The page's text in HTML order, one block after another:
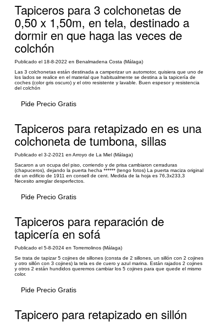
Tapiceros para 3 colchonetas de
0,50 x 1,50m, en tela, destinado a
dormir en que haga las veces de
colchón
Publicado el 18-8-2022 en Benalmadena Costa (Málaga)
Las 3 colchonetas están destinada a camperizar un automotor, quisiera que uno de
los lados se realice en el material que habitualmente se destina a la tapicería de
coches (color gris oscuro) y el otro resistente y lavable. Buen espesor y resistencia
del colchón
Pide Precio Gratis
Tapiceros para retapizado en es una
colchoneta de tumbona, sillas
Publicado el 3-2-2021 en Arroyo de La Miel (Málaga)
Sacaron a un ocupa del piso, corriendo y de prisa cambiaron cerraduras
(chapuceros), dejando la puerta hecha ****** (tengo fotos) La puerta maciza original
de un edificio de 1911 en consell de cent. Medida de la hoja es 76,3x233,3
Necesito arreglar desperfectos.
Pide Precio Gratis
Tapiceros para reparación de
tapicería en sofá
Publicado el 5-8-2024 en Torremolinos (Málaga)
Se trata de tapizar 5 cojines de sillones (consta de 2 sillones, un sillón con 2 cojines
y otro sillón con 3 cojines) la tela es de cuero y azul marina. Están rajados 2 cojines
y otros 2 están hundidos queremos cambiar los 5 cojines para que quede el mismo
color.
Pide Precio Gratis
Tapicero para retapizado en sillón